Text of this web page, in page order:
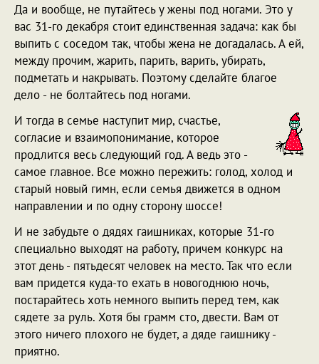
Да и вообще, не путайтесь у жены под ногами. Это у
вас 31-го декабря стоит единственная задача: как бы
выпить с соседом так, чтобы жена не догадалась. А ей,
между прочим, жарить, парить, варить, убирать,
подметать и накрывать. Поэтому сделайте благое
дело - не болтайтесь под ногами.
И тогда в семье наступит мир, счастье,
согласие и взаимопонимание, которое
продлится весь следующий год. А ведь это -
самое главное. Все можно пережить: голод, холод и
старый новый гимн, если семья движется в одном
направлении и по одну сторону шоссе!
И не забудьте о дядях гаишниках, которые 31-го
специально выходят на работу, причем конкурс на
этот день - пятьдесят человек на место. Так что если
вам придется куда-то ехать в новогоднюю ночь,
постарайтесь хоть немного выпить перед тем, как
сядете за руль. Хотя бы грамм сто, двести. Вам от
этого ничего плохого не будет, а дяде гаишнику -
приятно.